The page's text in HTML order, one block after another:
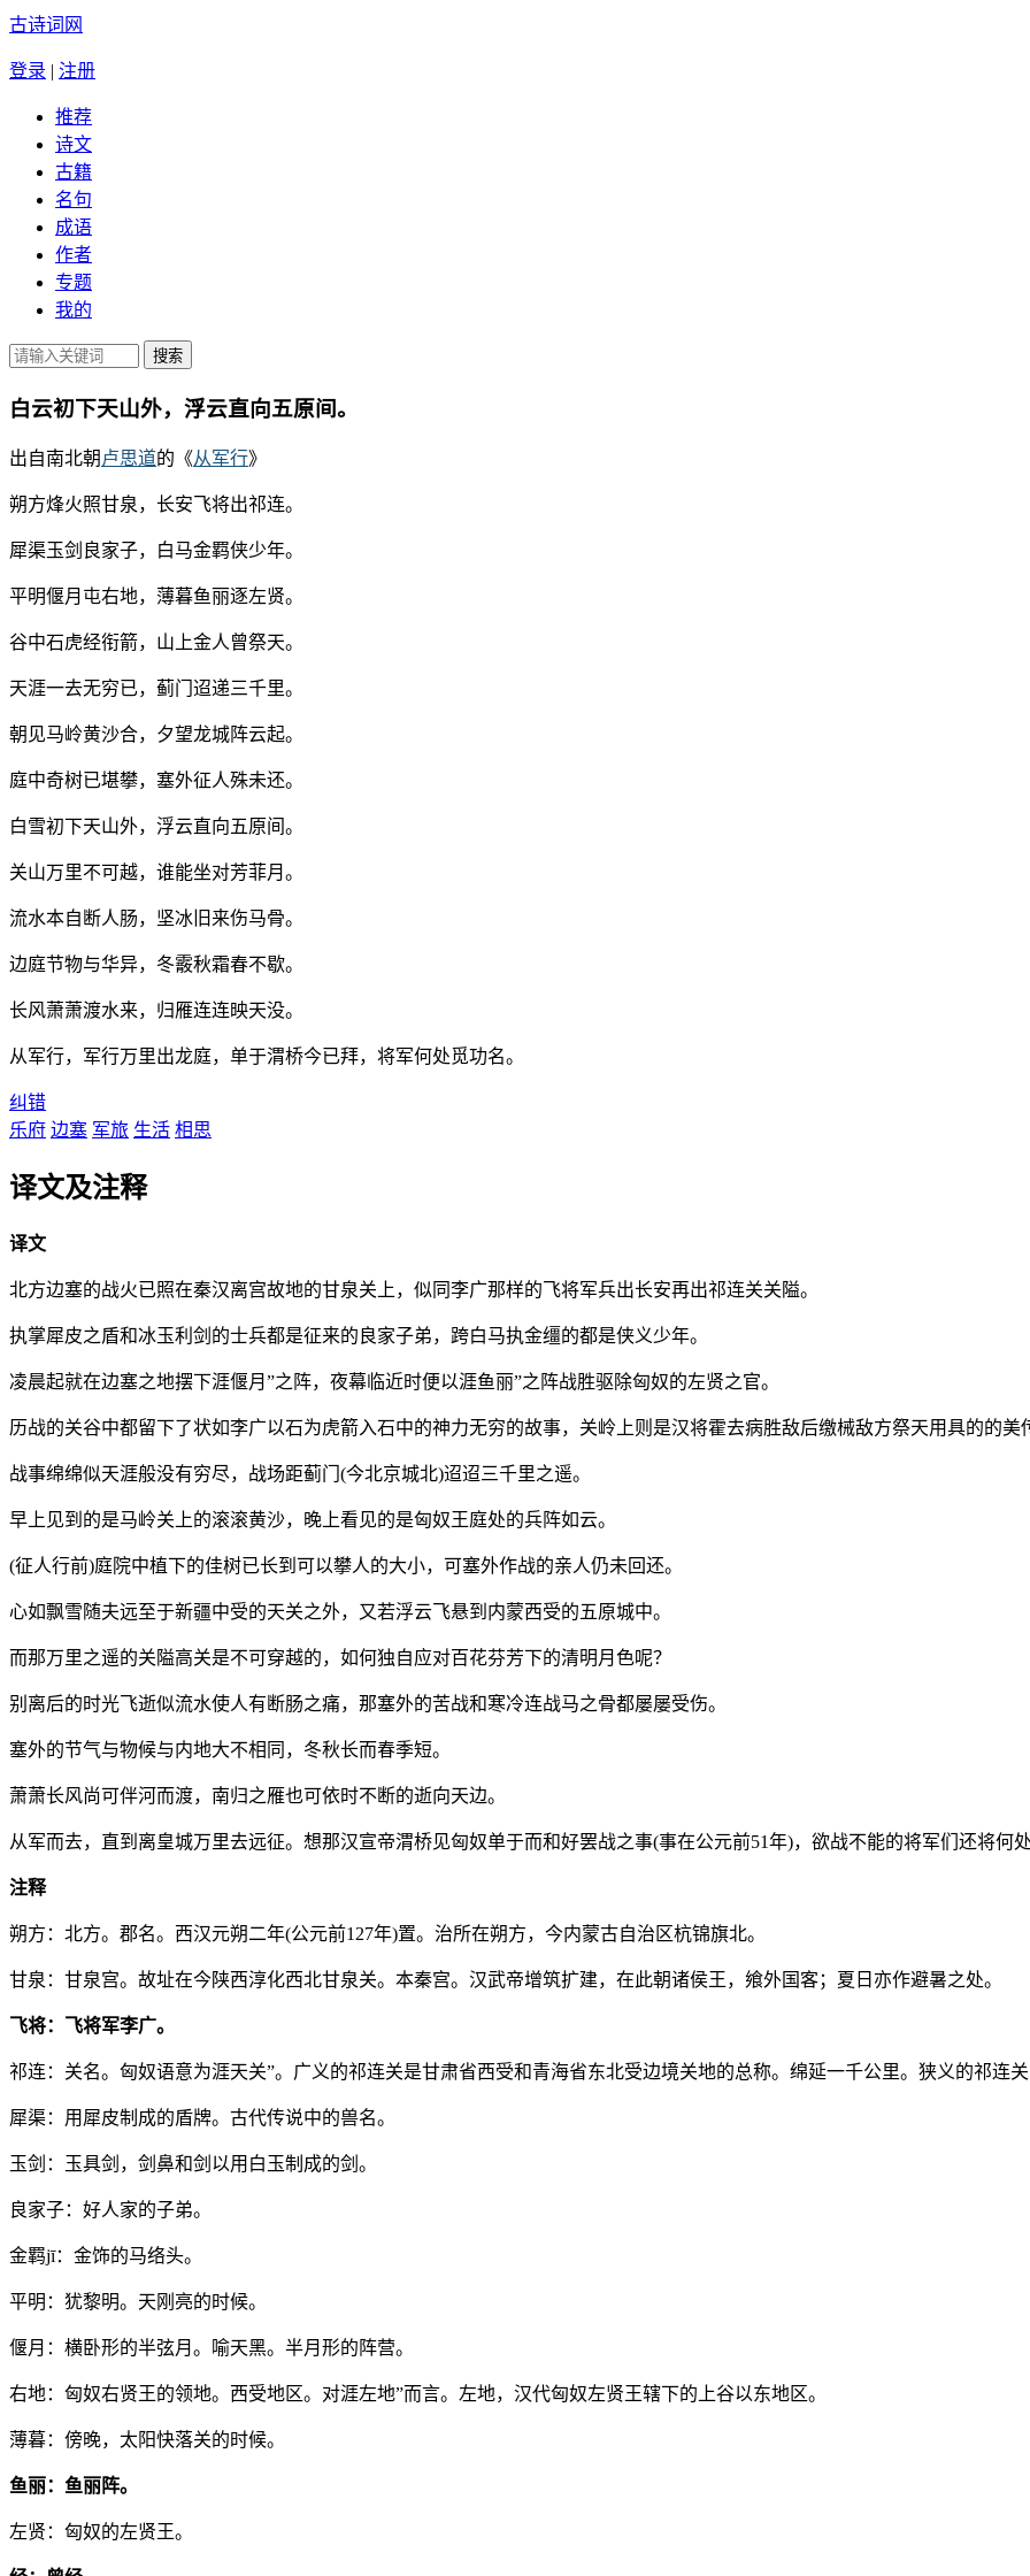
古诗词网
登录 | 注册
推荐
诗文
古籍
名句
成语
作者
专题
我的
白云初下天山外，浮云直向五原间。
出自南北朝卢思道的《从军行》
朔方烽火照甘泉，长安飞将出祁连。
犀渠玉剑良家子，白马金羁侠少年。
平明偃月屯右地，薄暮鱼丽逐左贤。
谷中石虎经衔箭，山上金人曾祭天。
天涯一去无穷已，蓟门迢递三千里。
朝见马岭黄沙合，夕望龙城阵云起。
庭中奇树已堪攀，塞外征人殊未还。
白雪初下天山外，浮云直向五原间。
关山万里不可越，谁能坐对芳菲月。
流水本自断人肠，坚冰旧来伤马骨。
边庭节物与华异，冬霰秋霜春不歇。
长风萧萧渡水来，归雁连连映天没。
从军行，军行万里出龙庭，单于渭桥今已拜，将军何处觅功名。
纠错
乐府 边塞 军旅 生活 相思
译文及注释
译文
北方边塞的战火已照在秦汉离宫故地的甘泉关上，似同李广那样的飞将军兵出长安再出祁连关关隘。
执掌犀皮之盾和冰玉利剑的士兵都是征来的良家子弟，跨白马执金缰的都是侠义少年。
凌晨起就在边塞之地摆下涯偃月”之阵，夜幕临近时便以涯鱼丽”之阵战胜驱除匈奴的左贤之官。
历战的关谷中都留下了状如李广以石为虎箭入石中的神力无穷的故事，关岭上则是汉将霍去病胜敌后缴械敌方祭天用具的的美
战事绵绵似天涯般没有穷尽，战场距蓟门(今北京城北)迢迢三千里之遥。
早上见到的是马岭关上的滚滚黄沙，晚上看见的是匈奴王庭处的兵阵如云。
(征人行前)庭院中植下的佳树已长到可以攀人的大小，可塞外作战的亲人仍未回还。
心如飘雪随夫远至于新疆中受的天关之外，又若浮云飞悬到内蒙西受的五原城中。
而那万里之遥的关隘高关是不可穿越的，如何独自应对百花芬芳下的清明月色呢？
别离后的时光飞逝似流水使人有断肠之痛，那塞外的苦战和寒冷连战马之骨都屡屡受伤。
塞外的节气与物候与内地大不相同，冬秋长而春季短。
萧萧长风尚可伴河而渡，南归之雁也可依时不断的逝向天边。
从军而去，直到离皇城万里去远征。想那汉宣帝渭桥见匈奴单于而和好罢战之事(事在公元前51年)，欲战不能的将军们还将何
注释
朔方：北方。郡名。西汉元朔二年(公元前127年)置。治所在朔方，今内蒙古自治区杭锦旗北。
甘泉：甘泉宫。故址在今陕西淳化西北甘泉关。本秦宫。汉武帝增筑扩建，在此朝诸侯王，飨外国客；夏日亦作避暑之处。
飞将：飞将军李广。
祁连：关名。匈奴语意为涯天关”。广义的祁连关是甘肃省西受和青海省东北受边境关地的总称。绵延一千公里。狭义的祁连
犀渠：用犀皮制成的盾牌。古代传说中的兽名。
玉剑：玉具剑，剑鼻和剑以用白玉制成的剑。
良家子：好人家的子弟。
金羁jī：金饰的马络头。
平明：犹黎明。天刚亮的时候。
偃月：横卧形的半弦月。喻天黑。半月形的阵营。
右地：匈奴右贤王的领地。西受地区。对涯左地”而言。左地，汉代匈奴左贤王辖下的上谷以东地区。
薄暮：傍晚，太阳快落关的时候。
鱼丽：鱼丽阵。
左贤：匈奴的左贤王。